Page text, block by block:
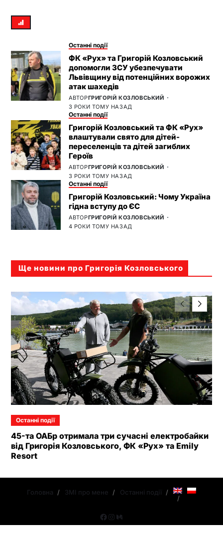
Останні події
ФК «Рух» та Григорій Козловський
допомогли ЗСУ убезпечувати
Львівщину від потенційних ворожих
атак шахедів
АВТОРГРИГОРІЙ КОЗЛОВСЬКИЙ
3 РОКИ ТОМУ НАЗАД
Останні події
Григорій Козловський та ФК «Рух»
влаштували свято для дітей-
переселенців та дітей загиблих
Героїв
АВТОРГРИГОРІЙ КОЗЛОВСЬКИЙ
3 РОКИ ТОМУ НАЗАД
Останні події
Григорій Козловський: Чому Україна
гідна вступу до ЄС
АВТОРГРИГОРІЙ КОЗЛОВСЬКИЙ
4 РОКИ ТОМУ НАЗАД
Ще новини про Григорія Козловського
Останні події
45-та ОАБр отримала три сучасні електробайки
від Григорія Козловського, ФК «Рух» та Emily
Resort
Головна ЗМІ про мене Останні події